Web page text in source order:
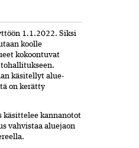
1.1.2022. Siksi
koolle
kokoontuvat
käsitellyt alue-
on kerätty
käsittelee kannanotot
vahvistaa aluejaon